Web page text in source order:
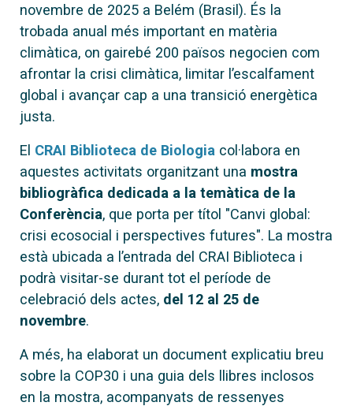
novembre de 2025 a Belém (Brasil). És la
trobada anual més important en matèria
climàtica, on gairebé 200 països negocien com
afrontar la crisi climàtica, limitar l’escalfament
global i avançar cap a una transició energètica
justa.
El CRAI Biblioteca de Biologia col·labora en
aquestes activitats organitzant una mostra
bibliogràfica dedicada a la temàtica de la
Conferència, que porta per títol "Canvi global:
crisi ecosocial i perspectives futures". La mostra
està ubicada a l’entrada del CRAI Biblioteca i
podrà visitar-se durant tot el període de
celebració dels actes, del 12 al 25 de
novembre.
A més, ha elaborat un document explicatiu breu
sobre la COP30 i una guia dels llibres inclosos
en la mostra, acompanyats de ressenyes